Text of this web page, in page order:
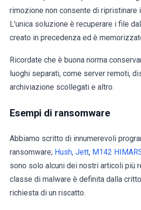
rimozione non consente di ripristinare
L'unica soluzione è recuperare i file
creato in precedenza ed è
Ricordate che è buona norma
luoghi separati, come server remoti,
archiviazione scollegati e altro.
Esempi di ransomware
Abbiamo scritto di innumerevoli
ransomware; Hush, Jett, M142
sono solo alcuni dei nostri articoli più
classe di malware è definita dalla
richiesta di un riscatto.